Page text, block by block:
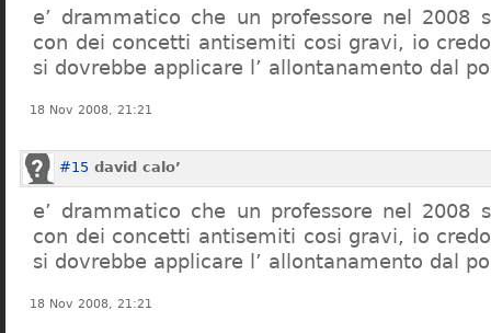
e’ drammatico che un professore nel 2008
con dei concetti antisemiti cosi gravi, io
si dovrebbe applicare l’ allontanamento dal
18 Nov 2008, 21:21
#15 david calo’
e’ drammatico che un professore nel 2008
con dei concetti antisemiti cosi gravi, io
si dovrebbe applicare l’ allontanamento dal
18 Nov 2008, 21:21